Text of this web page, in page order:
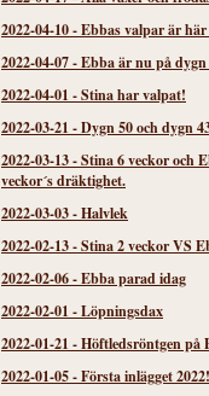
2022-04-10-Ebbas valpar är
2022-04-07-Ebba är nu på dygn
2022-04-01 -Stina har valpat!
2022-03-21 -Dygn 50 och dygn
2022-03-13-Stina 6 veckor och
veckor´s dräktighet.
2022-03-03-Halvlek
2022-02-13-Stina 2 veckor VS
2022-02-06-Ebba parad idag
2022-02-01 -Löpningsdax
2022-01-21 -Höftledsröntgen på
2022-01-05-Första inlägget 2022!